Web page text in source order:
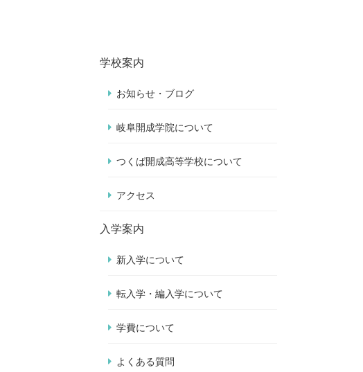
学校案内
お知らせ・ブログ
岐阜開成学院について
つくば開成高等学校について
アクセス
入学案内
新入学について
転入学・編入学について
学費について
よくある質問